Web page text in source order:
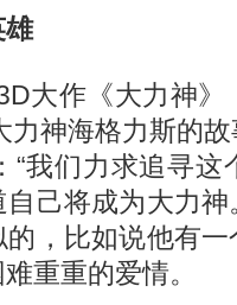
雄
作《大力神》
力神海格力斯的
“我们力求追寻这
己将成为大力
，比如说他有
重重的爱情。